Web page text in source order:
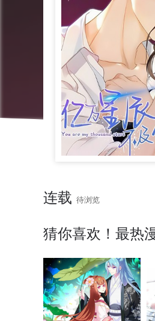
连载 待浏览
猜你喜欢！最热